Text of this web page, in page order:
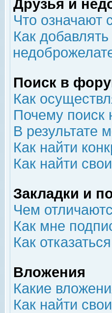
Друзья и
Что означают
Как
Поиск в
Как
Почему поиск
В результате
Как найти
Как найти
Закладки и
Чем
Как мне
Как
Вложения
Какие
Как найти